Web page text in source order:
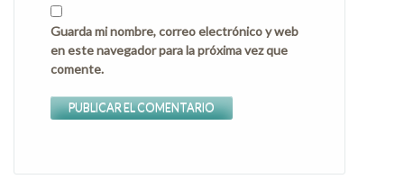
Guarda mi nombre, correo electrónico y web
en este navegador para la próxima vez que
comente.